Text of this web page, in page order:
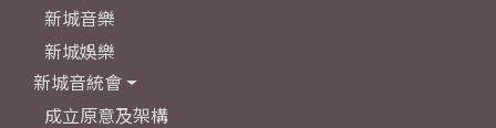
新城音樂
新城娛樂
新城音統會
成立原意及架構